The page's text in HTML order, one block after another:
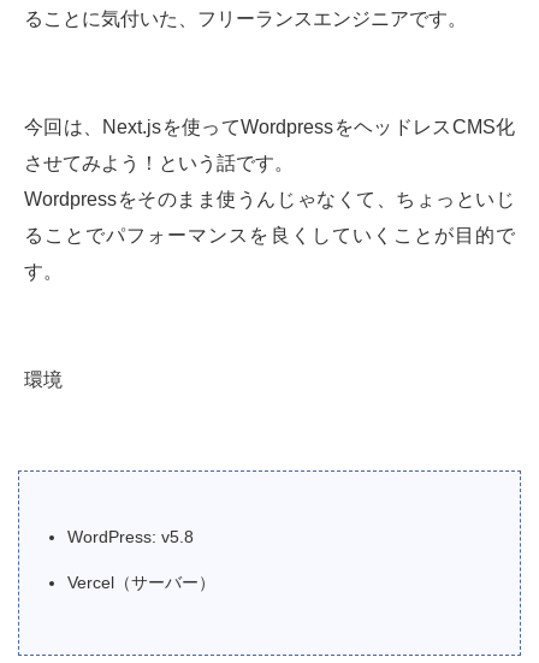
ることに気付いた、フリーランスエンジニアです。
今回は、Next.jsを使ってWordpressをヘッドレスCMS化
させてみよう！という話です。
Wordpressをそのまま使うんじゃなくて、ちょっといじ
ることでパフォーマンスを良くしていくことが目的で
す。
環境
WordPress: v5.8
Vercel（サーバー）